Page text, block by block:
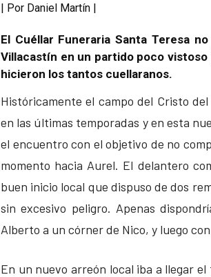
| Por Daniel Martín |
El Cuéllar Funeraria Santa Teresa
Villacastín en un partido poco
hicieron los tantos cuellaranos.
Históricamente el campo del Cristo
en las últimas temporadas y en esta
el encuentro con el objetivo de no
momento hacia Aurel. El delantero
buen inicio local que dispuso de dos
sin excesivo peligro. Apenas
Alberto a un córner de Nico, y luego
En un nuevo arreón local iba a llegar